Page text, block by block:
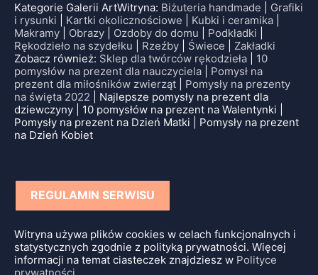
Kategorie Galerii ArtWitryna: Biżuteria handmade
Grafiki
i rysunki
Kartki okolicznościowe Kubki i ceramika
Makramy
Obrazy Ozdoby do domu Podkładki
Rękodzieło na szydełku
Rzeźby Świece
Zakładki
Zobacz również: Sklep dla twórców rękodzieła
10
pomysłów na prezent dla nauczyciela
Pomysł na
prezent dla miłośników zwierząt
Pomysły na prezenty
na święta 2022 | Najlepsze pomysły na prezent dla
dziewczyny | 10 pomysłów na prezent na Walentynki |
Pomysły na prezent na Dzień Matki | Pomysły na prezent
na Dzień Kobiet
REGULAMIN SERWISU
Witryna używa plików cookies w celach funkcjonalnych i
statystycznych zgodnie z polityką prywatności. Więcej
informacji na temat ciasteczek znajdziesz w Polityce